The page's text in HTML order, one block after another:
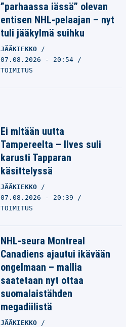
”parhaassa iässä” olevan
entisen NHL-pelaajan – nyt
tuli jääkylmä suihku
JÄÄKIEKKO
07.08.2026 - 20:54
TOIMITUS
Ei mitään uutta
Tampereelta – Ilves suli
karusti Tapparan
käsittelyssä
JÄÄKIEKKO
07.08.2026 - 20:39
TOIMITUS
NHL-seura Montreal
Canadiens ajautui ikävään
ongelmaan – mallia
saatetaan nyt ottaa
suomalaistähden
megadiilistä
JÄÄKIEKKO